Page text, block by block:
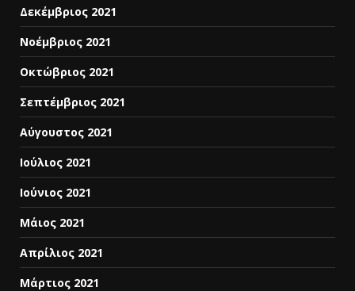
Δεκέμβριος 2021
Νοέμβριος 2021
Οκτώβριος 2021
Σεπτέμβριος 2021
Αύγουστος 2021
Ιούλιος 2021
Ιούνιος 2021
Μάιος 2021
Απρίλιος 2021
Μάρτιος 2021